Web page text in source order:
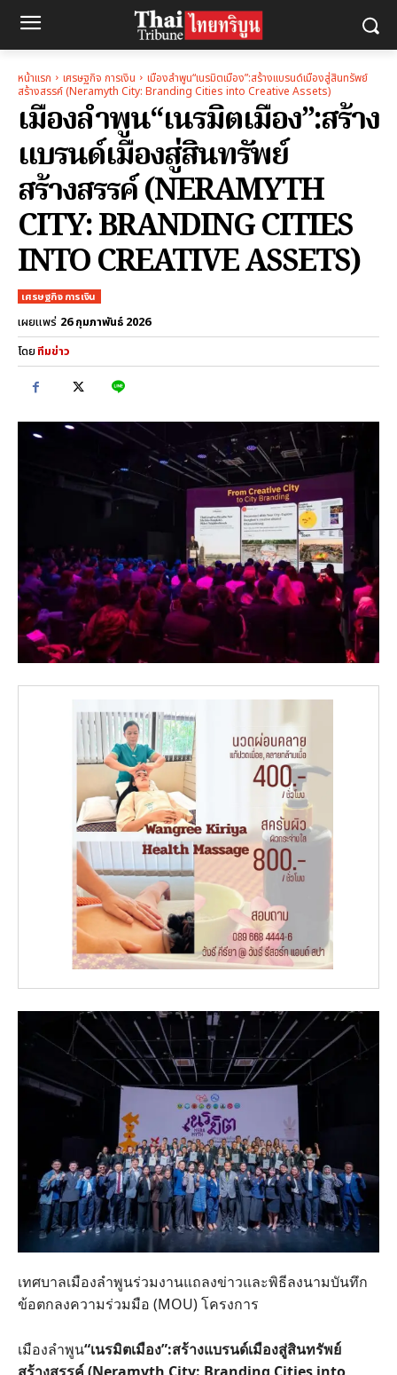
หน้าแรก เศรษฐกิจ การเงิน
เมืองลำพูน“เนรมิตเมือง”:สร้างแบรนด์เมืองสู่สินทรัพย์
สร้างสรรค์ (Neramyth City: Branding Cities into Creative Assets)
เมืองลำพูน“เนรมิตเมือง”:สร้าง
แบรนด์เมืองสู่สินทรัพย์
สร้างสรรค์ (NERAMYTH
CITY: BRANDING CITIES
INTO CREATIVE ASSETS)
เศรษฐกิจ การเงิน
เผยแพร่ 26 กุมภาพันธ์ 2026
โดยทีมข่าว
เทศบาลเมืองลำพูนร่วมงานแถลงข่าวและพิธีลงนามบันทึก
ข้อตกลงความร่วมมือ (MOU) โครงการ
เมืองลำพูน“เนรมิตเมือง”:สร้างแบรนด์เมืองสู่สินทรัพย์